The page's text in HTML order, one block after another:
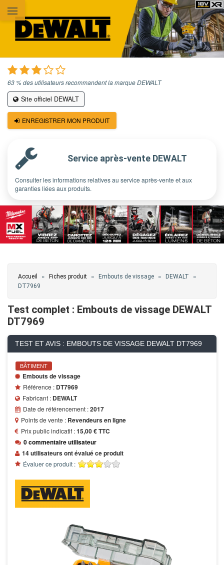
63 % des utilisateurs recommandent la marque DEWALT
Site officiel DEWALT
ENREGISTRER MON PRODUIT
Service après-vente DEWALT
Consulter les informations relatives au service après-vente et aux
garanties liées aux produits.
Vous êtes ici
Accueil » Fiches produit » Embouts de vissage » DEWALT »
DT7969
Test complet : Embouts de vissage DEWALT
DT7969
TEST ET AVIS : EMBOUTS DE VISSAGE DEWALT DT7969
BÂTIMENT
Embouts de vissage
Référence : DT7969
Fabricant : DEWALT
Date de référencement :2017
Points de vente : Revendeurs en ligne
Prix public indicatif :15,00 € TTC
0 commentaire utilisateur
14 utilisateurs ont évalué ce produit
Évaluer ce produit :